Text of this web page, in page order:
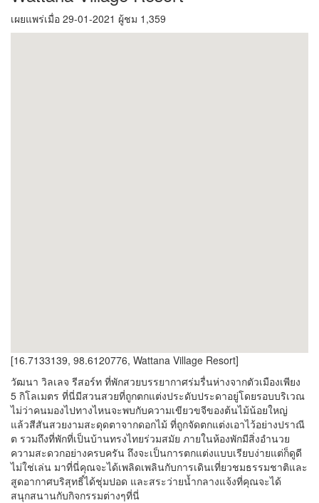
เผยแพร่เมื่อ 29-01-2021 ผู้ชม 1,359
[16.7133139, 98.6120776, Wattana Village Resort]
วัฒนา วิลเลจ รีสอร์ท ที่พักสวยบรรยากาศร่มรื่นห่างจากตัวเมืองเพียง
5 กิโลเมตร ที่นี่มีสวนสวยที่ถูกตกแต่งประดับประดาอยู่โดยรอบบริเวณ
ไม่ว่าคนมองไปทางไหนจะพบกับความเขียวขจีของต้นไม้น้อยใหญ่
แล้วสีสันสวยงามสะดุดตาจากดอกไม้ ที่ถูกจัดตกแต่งเอาไว้อย่างปราณี
ต รวมถึงที่พักที่เป็นบ้านทรงไทยร่วมสมัย ภายในห้องพักมีสิ่งอำนวย
ความสะดวกอย่างครบครัน ถึงจะเป็นการตกแต่งแบบเรียบง่ายแต่ก็ดูดี
ไม่ใช่เล่น มาที่นี่คุณจะได้เพลิดเพลินกับการเดินเที่ยวชมธรรมชาติและ
สูดอากาศบริสุทธิ์ได้ชุ่มปอด และสระว่ายน้ำกลางแจ้งที่คุณจะได้
สนุกสนานกับกิจกรรมต่างๆที่นี่